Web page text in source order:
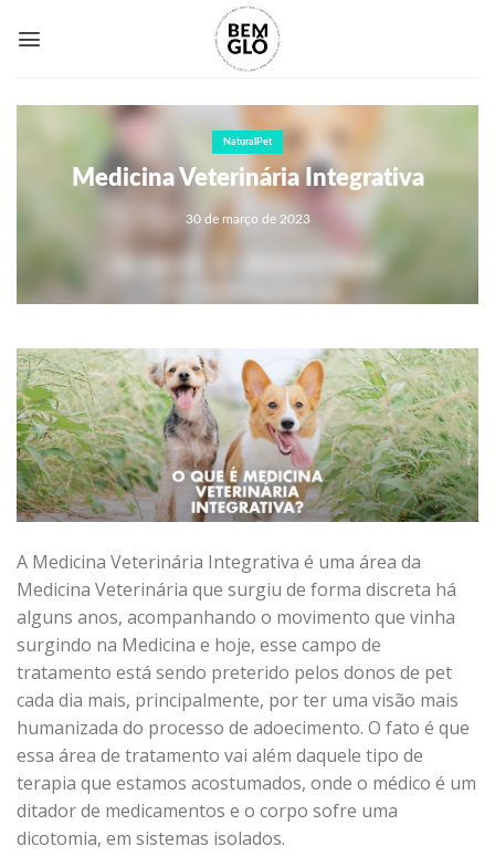
NaturalPet
Medicina Veterinária Integrativa
30 de março de 2023
A Medicina Veterinária Integrativa é uma área da
Medicina Veterinária que surgiu de forma discreta há
alguns anos, acompanhando o movimento que vinha
surgindo na Medicina e hoje, esse campo de
tratamento está sendo preterido pelos donos de pet
cada dia mais, principalmente, por ter uma visão mais
humanizada do processo de adoecimento. O fato é que
essa área de tratamento vai além daquele tipo de
terapia que estamos acostumados, onde o médico é um
ditador de medicamentos e o corpo sofre uma
dicotomia, em sistemas isolados.